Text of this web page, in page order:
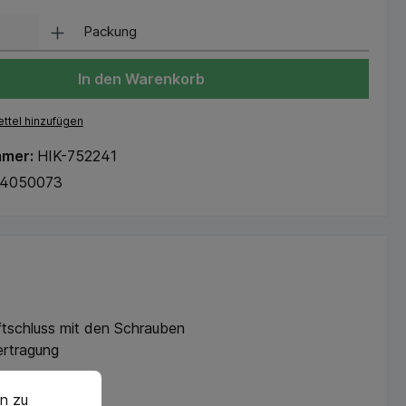
Packung
In den Warenkorb
hinzufügen
HIK-752241
mit den Schrauben
zu